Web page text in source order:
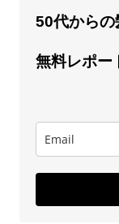
50代からの
無料レポー